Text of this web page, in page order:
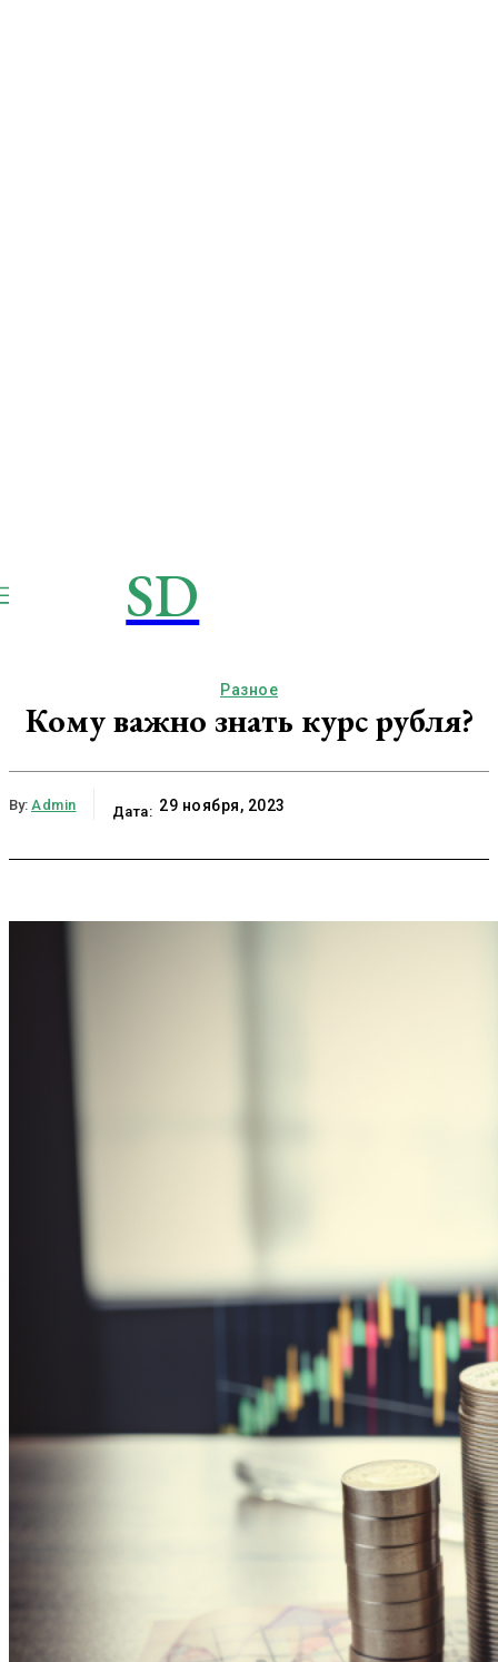
SD
Разное
Кому важно знать курс рубля?
By: Admin Дата: 29 ноября, 2023